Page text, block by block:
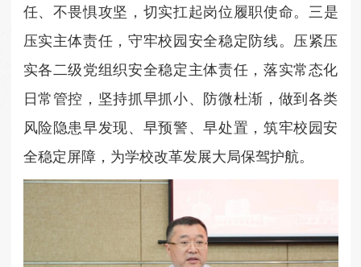
任、不畏惧攻坚，切实扛起岗位履职使命。 三是
压实主体责任，守牢校园安全稳定防线。压紧压
实各二级党组织安全稳定主体责任，落实常态化
日常管控，坚持抓早抓小、防微杜渐，做到各类
风险隐患早发现、早预警、早处置，筑牢校园安
全稳定屏障，为学校改革发展大局保驾护航。